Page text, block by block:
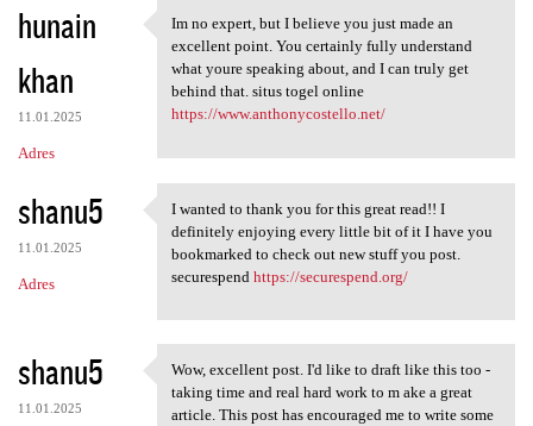
hunain
khan
11.01.2025
Adres
Im no expert, but I believe
Im no expert, but I believe you just made an
excellent point. You certainly fully understand
what youre speaking about, and I can truly get
behind that. situs togel online
https://www.anthonycostello.net/
shanu5
11.01.2025
Adres
I wanted to thank you for
I wanted to thank you for this great read!! I
definitely enjoying every little bit of it I have you
bookmarked to check out new stuff you post.
securespend https://securespend.org/
shanu5
11.01.2025
Wow, excellent post. I'd like
Wow, excellent post. I'd like to draft like this too -
taking time and real hard work to m ake a great
article. This post has encouraged me to write some